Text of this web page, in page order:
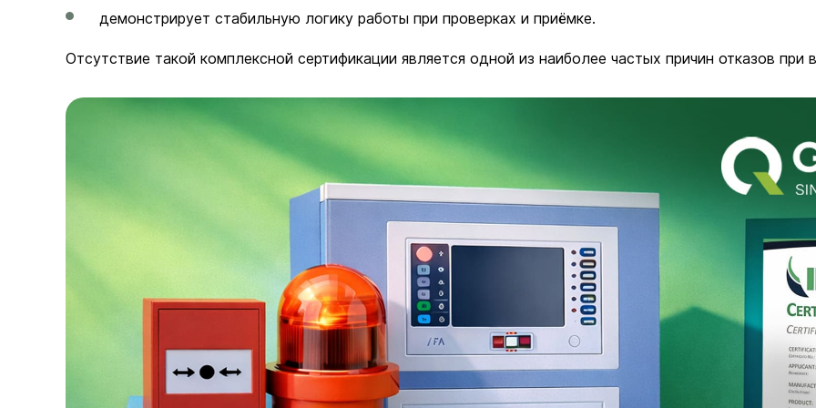
демонстрирует стабильную логику работы при проверках и приёмке.
Отсутствие такой комплексной сертификации является одной из наиболее частых причин отказов